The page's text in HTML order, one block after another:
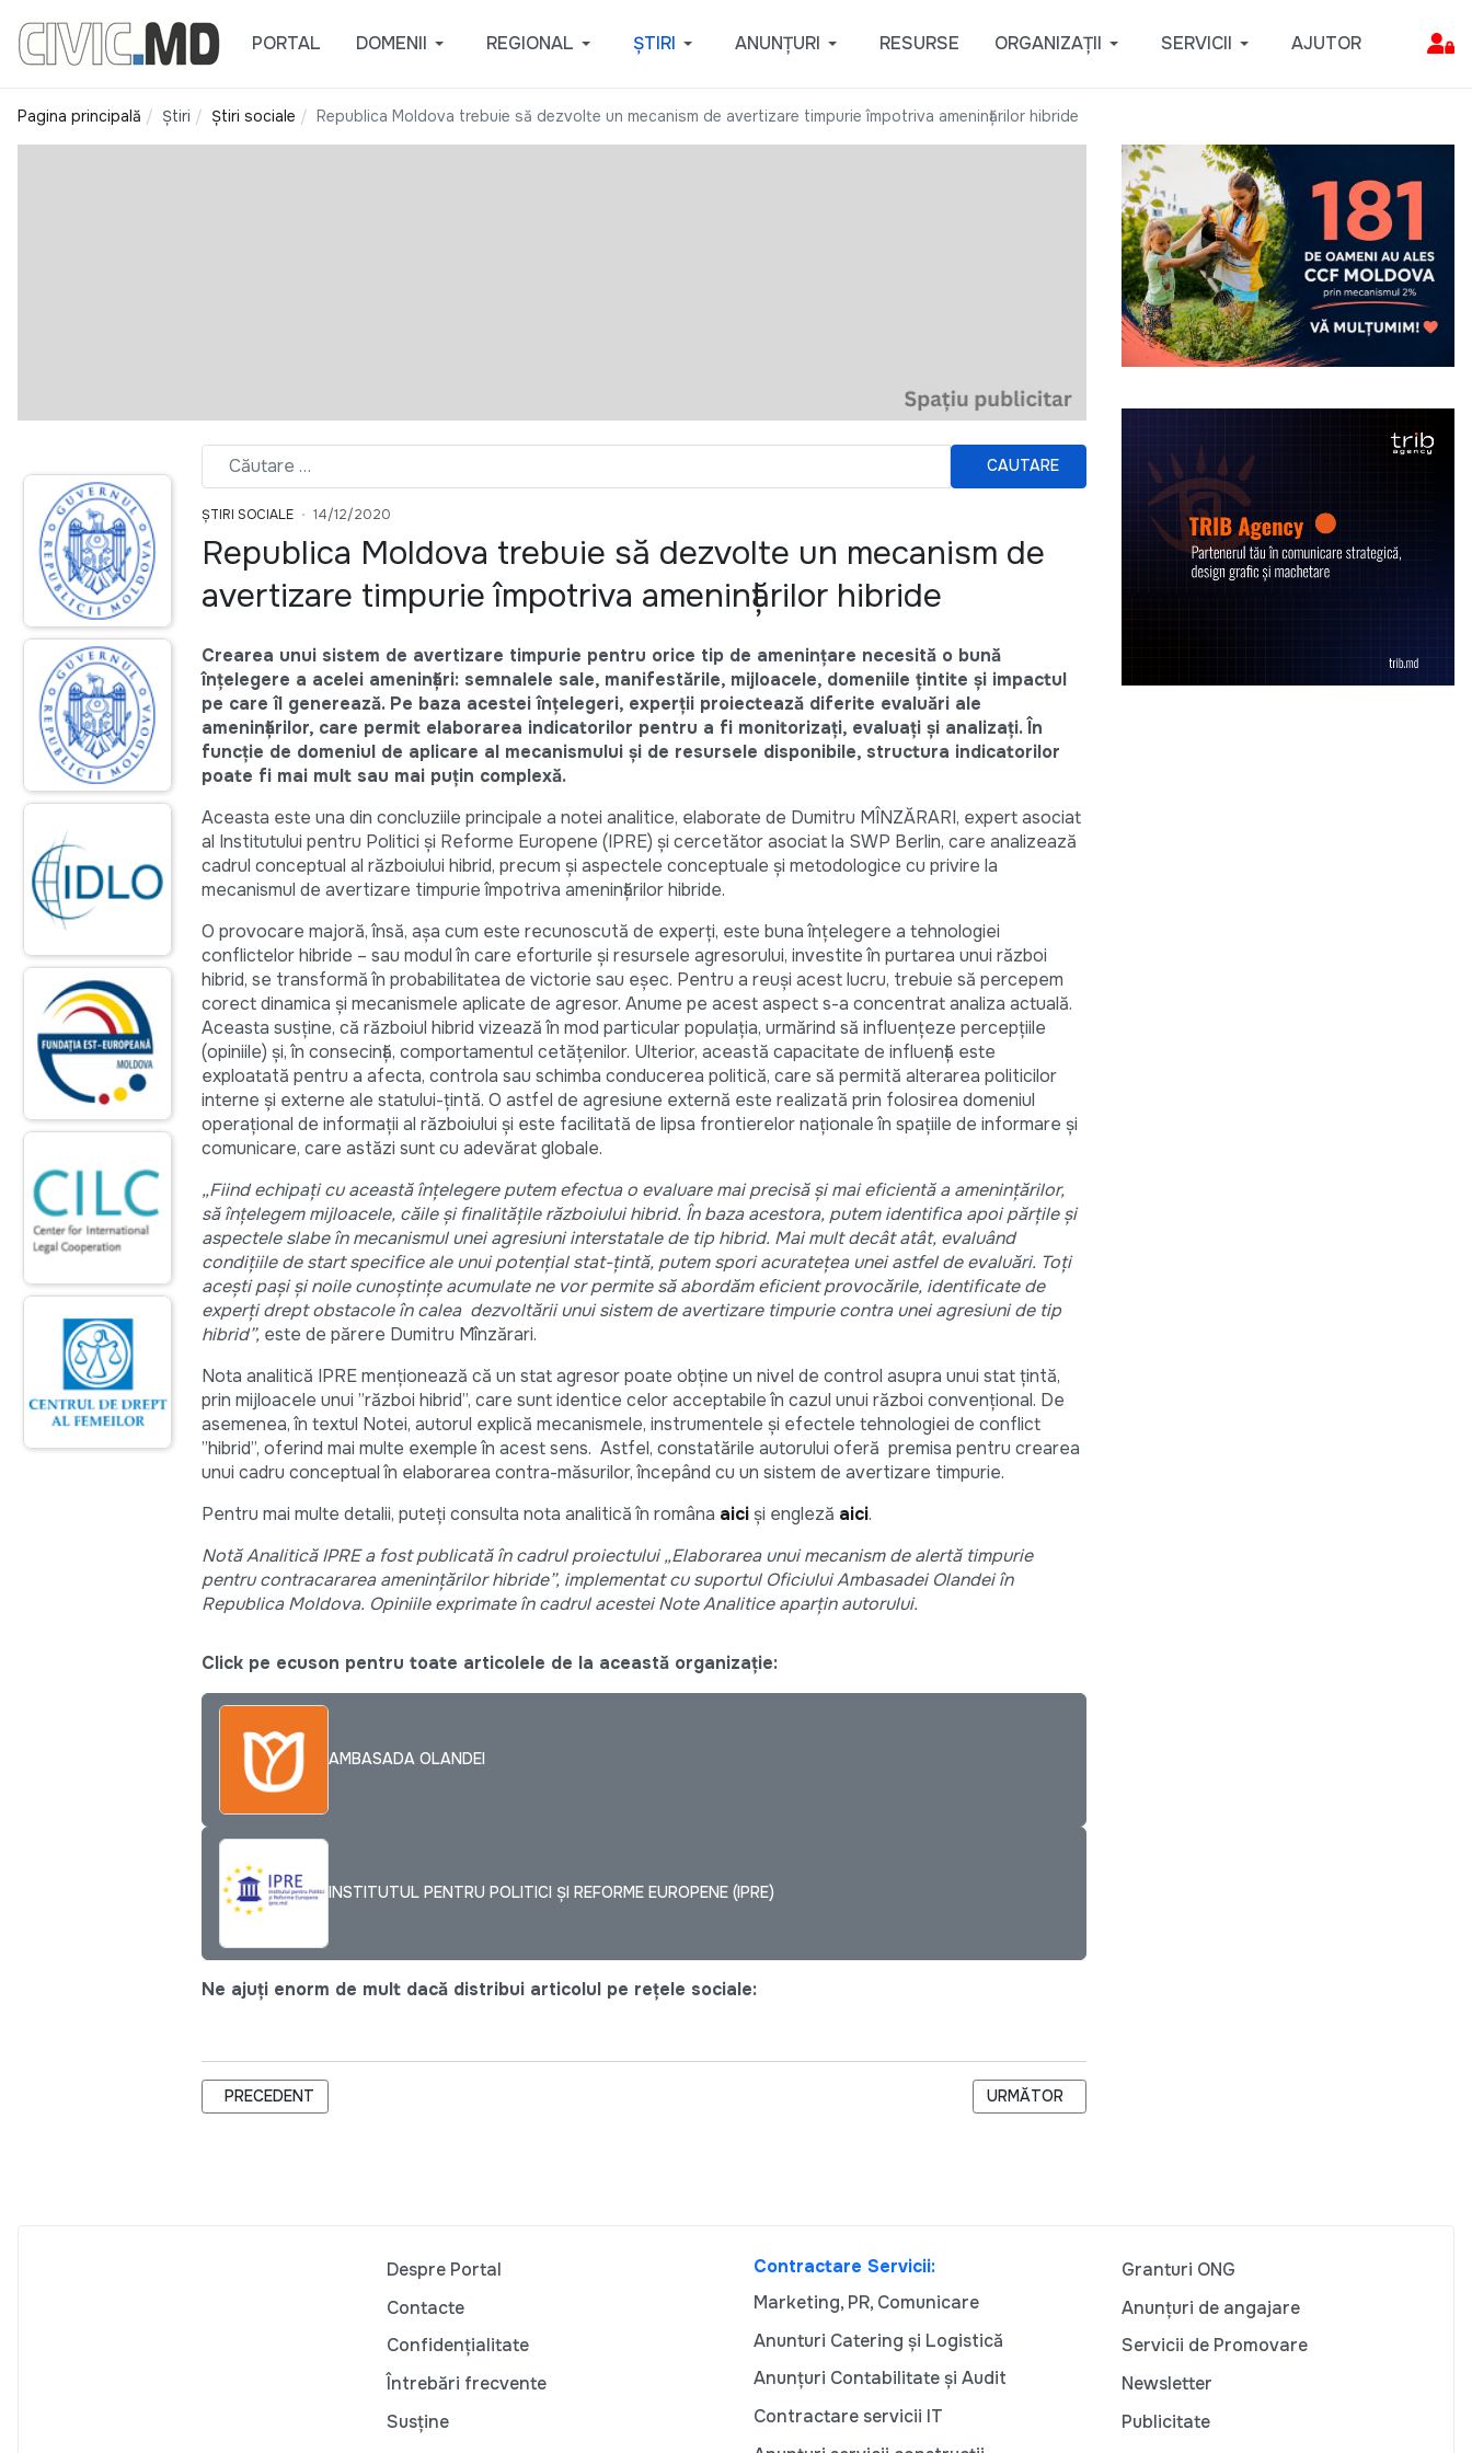
PORTAL DOMENII REGIONAL ȘTIRI ANUNȚURI RESURSE ORGANIZAȚII SERVICII AJUTOR
Pagina principală Știri Știri sociale Republica Moldova trebuie să dezvolte un mecanism de avertizare timpurie împotriva amenințărilor hibride
CAUTARE
ȘTIRI SOCIALE 14/12/2020
Republica Moldova trebuie să dezvolte un mecanism de
avertizare timpurie împotriva amenințărilor hibride
Crearea unui sistem de avertizare timpurie pentru orice tip de amenințare necesită o bună
înțelegere a acelei amenințări: semnalele sale, manifestările, mijloacele, domeniile țintite și impactul
pe care îl generează. Pe baza acestei înțelegeri, experții proiectează diferite evaluări ale
amenințărilor, care permit elaborarea indicatorilor pentru a fi monitorizați, evaluați și analizați. În
funcție de domeniul de aplicare al mecanismului și de resursele disponibile, structura indicatorilor
poate fi mai mult sau mai puțin complexă.
Aceasta este una din concluziile principale a notei analitice, elaborate de Dumitru MÎNZĂRARI, expert asociat
al Institutului pentru Politici și Reforme Europene (IPRE) și cercetător asociat la SWP Berlin, care analizează
cadrul conceptual al războiului hibrid, precum și aspectele conceptuale și metodologice cu privire la
mecanismul de avertizare timpurie împotriva amenințărilor hibride.
O provocare majoră, însă, așa cum este recunoscută de experți, este buna înțelegere a tehnologiei
conflictelor hibride – sau modul în care eforturile și resursele agresorului, investite în purtarea unui război
hibrid, se transformă în probabilitatea de victorie sau eșec. Pentru a reuși acest lucru, trebuie să percepem
corect dinamica și mecanismele aplicate de agresor. Anume pe acest aspect s-a concentrat analiza actuală.
Aceasta susține, că războiul hibrid vizează în mod particular populația, urmărind să influențeze percepțiile
(opiniile) și, în consecință, comportamentul cetățenilor. Ulterior, această capacitate de influență este
exploatată pentru a afecta, controla sau schimba conducerea politică, care să permită alterarea politicilor
interne și externe ale statului-țintă. O astfel de agresiune externă este realizată prin folosirea domeniul
operațional de informații al războiului și este facilitată de lipsa frontierelor naționale în spațiile de informare și
comunicare, care astăzi sunt cu adevărat globale.
„Fiind echipați cu această înțelegere putem efectua o evaluare mai precisă și mai eficientă a amenințărilor,
să înțelegem mijloacele, căile și finalitățile războiului hibrid. În baza acestora, putem identifica apoi părțile și
aspectele slabe în mecanismul unei agresiuni interstatale de tip hibrid. Mai mult decât atât, evaluând
condițiile de start specifice ale unui potențial stat-țintă, putem spori acuratețea unei astfel de evaluări. Toți
acești pași și noile cunoștințe acumulate ne vor permite să abordăm eficient provocările, identificate de
experți drept obstacole în calea dezvoltării unui sistem de avertizare timpurie contra unei agresiuni de tip
hibrid”, este de părere Dumitru Mînzărari.
Nota analitică IPRE menționează că un stat agresor poate obține un nivel de control asupra unui stat țintă,
prin mijloacele unui ”război hibrid”, care sunt identice celor acceptabile în cazul unui război convențional. De
asemenea, în textul Notei, autorul explică mecanismele, instrumentele și efectele tehnologiei de conflict
”hibrid”, oferind mai multe exemple în acest sens. Astfel, constatările autorului oferă premisa pentru crearea
unui cadru conceptual în elaborarea contra-măsurilor, începând cu un sistem de avertizare timpurie.
Pentru mai multe detalii, puteți consulta nota analitică în româna aici și engleză aici.
Notă Analitică IPRE a fost publicată în cadrul proiectului „Elaborarea unui mecanism de alertă timpurie
pentru contracararea amenințărilor hibride”, implementat cu suportul Oficiului Ambasadei Olandei în
Republica Moldova. Opiniile exprimate în cadrul acestei Note Analitice aparțin autorului.
Click pe ecuson pentru toate articolele de la această organizație:
AMBASADA OLANDEI
INSTITUTUL PENTRU POLITICI ȘI REFORME EUROPENE (IPRE)
Ne ajuți enorm de mult dacă distribui articolul pe rețele sociale:
ARTICOL PRECEDENT: 9 RECOMANDĂRI IMPORTANTE PENTRU REABILITAREA FIZICĂ DUPĂ COVID-19
PRECEDENT ARTICOLUL URMĂTOR: LANSAREA PROIECTULUI “CREȘTEREA
URMĂTOR
Despre Portal
Contacte
Confidențialitate
Întrebări frecvente
Susține
Contractare Servicii:
Marketing, PR, Comunicare
Anunturi Catering și Logistică
Anunțuri Contabilitate și Audit
Contractare servicii IT
Granturi ONG
Anunțuri de angajare
Servicii de Promovare
Newsletter
Publicitate